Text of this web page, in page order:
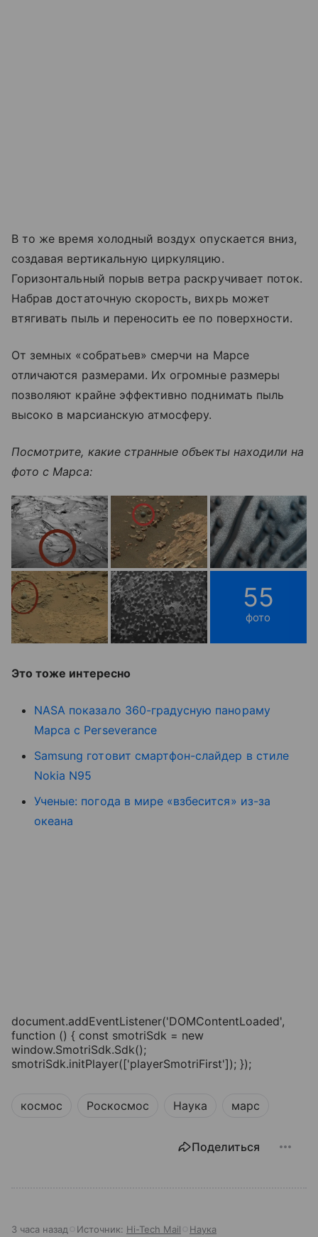
В то же время холодный воздух опускается вниз,
создавая вертикальную циркуляцию.
Горизонтальный порыв ветра раскручивает поток.
Набрав достаточную скорость, вихрь может
втягивать пыль и переносить ее по поверхности.
От земных «собратьев» смерчи на Марсе
отличаются размерами. Их огромные размеры
позволяют крайне эффективно поднимать пыль
высоко в марсианскую атмосферу.
Посмотрите, какие странные объекты находили на
фото с Марса:
55
фото
Это тоже интересно
NASA показало 360-градусную панораму
Марса с Perseverance
Samsung готовит смартфон-слайдер в стиле
Nokia N95
Ученые: погода в мире «взбесится» из-за
океана
document.addEventListener('DOMContentLoaded',
function () { const smotriSdk = new
window.SmotriSdk.Sdk();
smotriSdk.initPlayer(['playerSmotriFirst']); });
космос Роскосмос Наука марс
Поделиться
3 часа назад Источник: Hi-Tech Mail Наука